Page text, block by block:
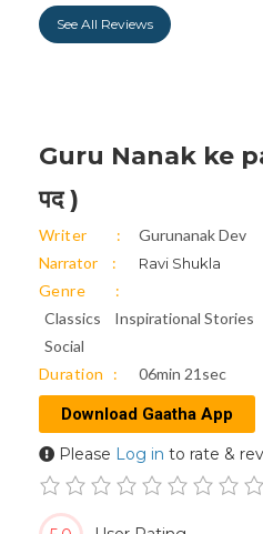
See All Reviews
Guru Nanak ke
पद )
Writer
Gurunanak Dev
Narrator
Ravi Shukla
Genre
Classics
Inspirational Stories
Social
Duration
06min 21sec
Download Gaatha App
Please Log in to rate &